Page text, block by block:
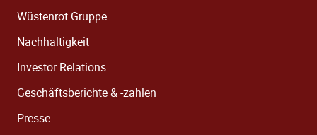
Wüstenrot Gruppe
Nachhaltigkeit
Investor Relations
Geschäftsberichte & -zahlen
Presse